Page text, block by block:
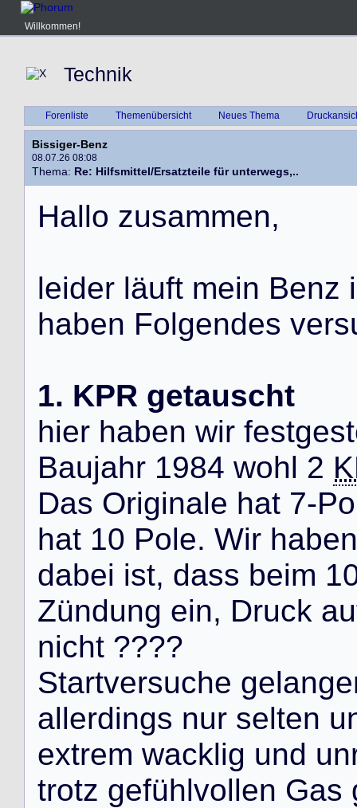
Willkommen!
Technik
Forenliste Themenübersicht Neues Thema
Bissiger-Benz
08.07.26 08:08
Thema: Re: Hilfsmittel/Ersatzteile für unterwegs,..
Hallo zusammen,
leider läuft mein Benz i
haben Folgendes vers
1. KPR getauscht
hier haben wir festgest
Baujahr 1984 wohl 2
Das Originale hat 7-Po
hat 10 Pole. Wir haben
dabei ist, dass beim 1
Zündung ein, Druck au
nicht ????
Startversuche gelange
allerdings nur selten u
extrem wacklig und un
trotz gefühlvollen Gas